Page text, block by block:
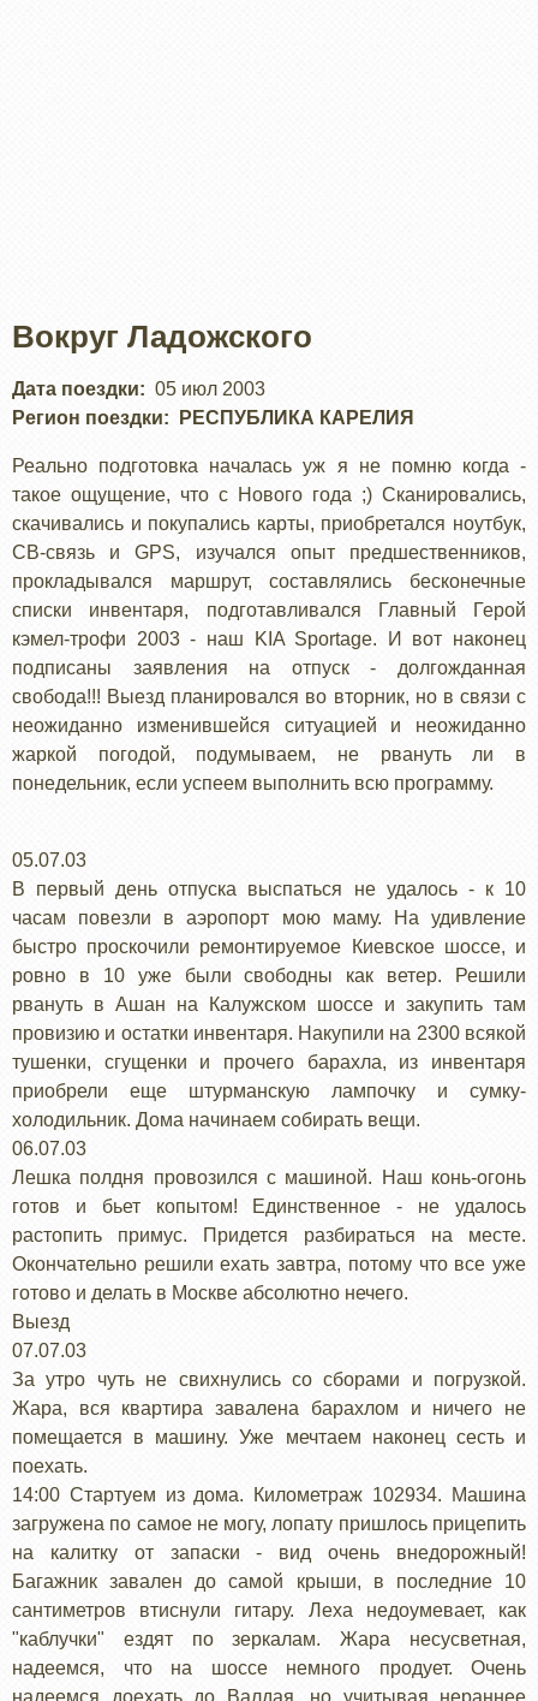
Вокруг Ладожского
Дата поездки
05 июл 2003
Регион поездки
РЕСПУБЛИКА КАРЕЛИЯ
Реально подготовка началась уж я не помню когда -
такое ощущение, что с Нового года ;) Сканировались,
скачивались и покупались карты, приобретался ноутбук,
CB-связь и GPS, изучался опыт предшественников,
прокладывался маршрут, составлялись бесконечные
списки инвентаря, подготавливался Главный Герой
кэмел-трофи 2003 - наш KIA Sportage. И вот наконец
подписаны заявления на отпуск - долгожданная
свобода!!! Выезд планировался во вторник, но в связи с
неожиданно изменившейся ситуацией и неожиданно
жаркой погодой, подумываем, не рвануть ли в
понедельник, если успеем выполнить всю программу.
05.07.03
В первый день отпуска выспаться не удалось - к 10
часам повезли в аэропорт мою маму. На удивление
быстро проскочили ремонтируемое Киевское шоссе, и
ровно в 10 уже были свободны как ветер. Решили
рвануть в Ашан на Калужском шоссе и закупить там
провизию и остатки инвентаря. Накупили на 2300 всякой
тушенки, сгущенки и прочего барахла, из инвентаря
приобрели еще штурманскую лампочку и сумку-
холодильник. Дома начинаем собирать вещи.
06.07.03
Лешка полдня провозился с машиной. Наш конь-огонь
готов и бьет копытом! Единственное - не удалось
растопить примус. Придется разбираться на месте.
Окончательно решили ехать завтра, потому что все уже
готово и делать в Москве абсолютно нечего.
Выезд
07.07.03
За утро чуть не свихнулись со сборами и погрузкой.
Жара, вся квартира завалена барахлом и ничего не
помещается в машину. Уже мечтаем наконец сесть и
поехать.
14:00 Стартуем из дома. Километраж 102934. Машина
загружена по самое не могу, лопату пришлось прицепить
на калитку от запаски - вид очень внедорожный!
Багажник завален до самой крыши, в последние 10
сантиметров втиснули гитару. Леха недоумевает, как
"каблучки" ездят по зеркалам. Жара несусветная,
надеемся, что на шоссе немного продует. Очень
надеемся доехать до Валдая, но учитывая нераннее